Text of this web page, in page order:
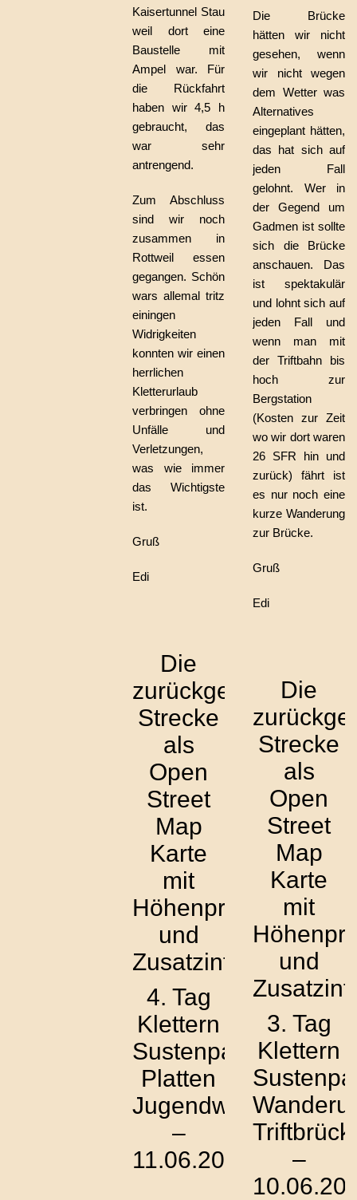
Kaisertunnel Stau
weil dort eine
Baustelle mit
Ampel war. Für
die Rückfahrt
haben wir 4,5 h
gebraucht, das
war sehr
antrengend.
Zum Abschluss
sind wir noch
zusammen in
Rottweil essen
gegangen. Schön
wars allemal tritz
einingen
Widrigkeiten
konnten wir einen
herrlichen
Kletterurlaub
verbringen ohne
Unfälle und
Verletzungen,
was wie immer
das Wichtigste
ist.
Gruß
Edi
Die
zurückgelegte
Strecke
als
Open
Street
Map
Karte
mit
Höhenprofil
und
Zusatzinfos
4. Tag
Klettern
Sustenpass
Platten
Jugendweg
–
11.06.2023
Die Brücke
hätten wir nicht
gesehen, wenn
wir nicht wegen
dem Wetter was
Alternatives
eingeplant hätten,
das hat sich auf
jeden Fall
gelohnt. Wer in
der Gegend um
Gadmen ist sollte
sich die Brücke
anschauen. Das
ist spektakulär
und lohnt sich auf
jeden Fall und
wenn man mit
der Triftbahn bis
hoch zur
Bergstation
(Kosten zur Zeit
wo wir dort waren
26 SFR hin und
zurück) fährt ist
es nur noch eine
kurze Wanderung
zur Brücke.
Gruß
Edi
Die
Strecke
als
Open
Street
Map
Karte
mit
und
3. Tag
Klettern
–